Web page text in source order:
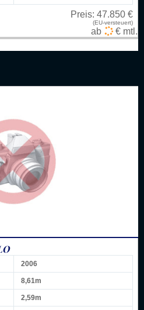
Preis: 47.850 €
(EU-versteuert)
ab € mtl.
2006
8,61m
2,59m